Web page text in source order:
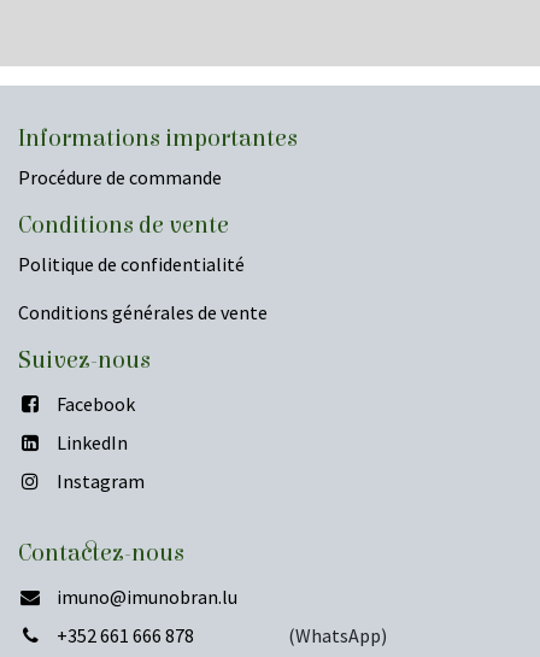
Informations importantes
Procédure de commande
Conditions de vente
Politique de confidentialité
Conditions générales de vente
​Suivez-nous
Facebook
LinkedIn
Instagram
Contactez-nous
imuno@imunobran.lu
+352 661 666 878
(WhatsApp)